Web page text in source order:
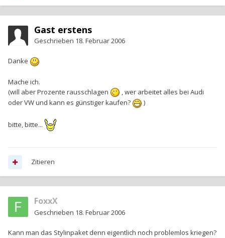
Gast erstens
Geschrieben 18. Februar 2006
Danke
Mache ich.
(will aber Prozente rausschlagen
, wer arbeitet alles bei Audi
oder VW und kann es günstiger kaufen?
)
bitte, bitte...
Zitieren
FoxxX
Geschrieben 18. Februar 2006
Kann man das Stylinpaket denn eigentlich noch problemlos kriegen?